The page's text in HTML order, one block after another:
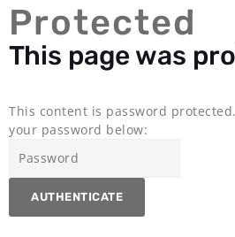
Protected
This page was
This content is password
your password below: